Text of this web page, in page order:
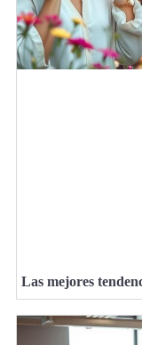
Las mejores